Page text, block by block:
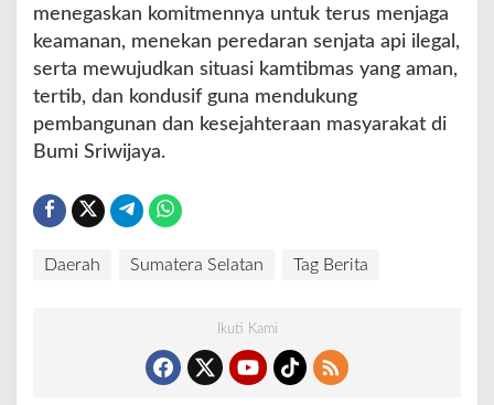
menegaskan komitmennya untuk terus menjaga
keamanan, menekan peredaran senjata api ilegal,
serta mewujudkan situasi kamtibmas yang aman,
tertib, dan kondusif guna mendukung
pembangunan dan kesejahteraan masyarakat di
Bumi Sriwijaya.
Daerah Sumatera Selatan Tag Berita
Ikuti Kami